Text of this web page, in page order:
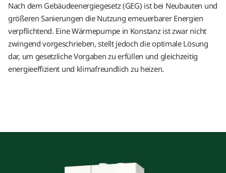
Nach dem Gebäudeenergiegesetz (GEG) ist bei Neubauten und
größeren Sanierungen die Nutzung erneuerbarer Energien
verpflichtend. Eine Wärmepumpe in Konstanz ist zwar nicht
zwingend vorgeschrieben, stellt jedoch die optimale Lösung
dar, um gesetzliche Vorgaben zu erfüllen und gleichzeitig
energieeffizient und klimafreundlich zu heizen.